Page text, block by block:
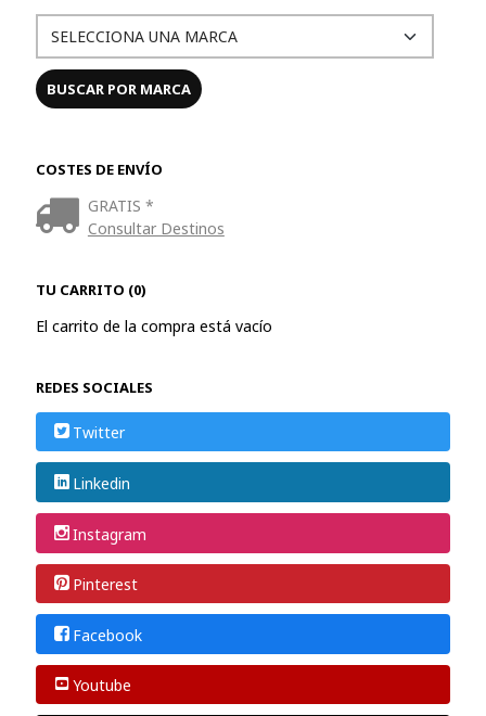
COSTES DE ENVÍO
GRATIS *
Consultar Destinos
TU CARRITO (0)
El carrito de la compra está vacío
REDES SOCIALES
Twitter
Linkedin
Instagram
Pinterest
Facebook
Youtube